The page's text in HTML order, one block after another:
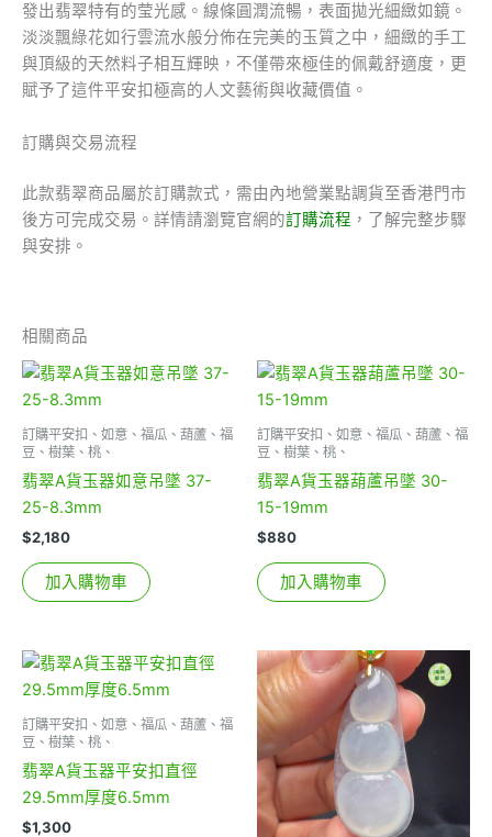
發出翡翠特有的莹光感。線條圓潤流暢，表面拋光細緻如鏡。
淡淡飄綠花如行雲流水般分佈在完美的玉質之中，細緻的手工
與頂級的天然料子相互輝映，不僅帶來極佳的佩戴舒適度，更
賦予了這件平安扣極高的人文藝術與收藏價值。
訂購與交易流程
此款翡翠商品屬於訂購款式，需由內地營業點調貨至香港門市
後方可完成交易。詳情請瀏覽官網的訂購流程 ，了解完整步驟
與安排。
相關商品
訂購平安扣、如意、福瓜、葫蘆、福
豆、樹葉、桃、
翡翠A貨玉器如意吊墜 37-
25-8.3mm
$2,180
加入購物車
訂購平安扣、如意、福瓜、葫蘆、福
豆、樹葉、桃、
翡翠A貨玉器葫蘆吊墜 30-
15-19mm
$880
加入購物車
訂購平安扣、如意、福瓜、葫蘆、福
豆、樹葉、桃、
翡翠A貨玉器平安扣直徑
29.5mm厚度6.5mm
$1,300